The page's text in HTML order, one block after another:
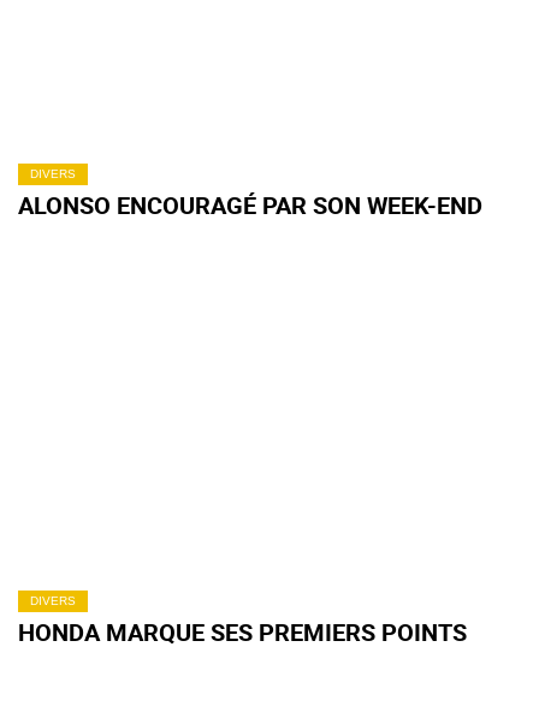
DIVERS
ALONSO ENCOURAGÉ PAR SON WEEK-END
DIVERS
HONDA MARQUE SES PREMIERS POINTS